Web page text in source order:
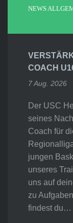
NEWS
COACH
7 Aug. 2026
Der USC
seines
Coach für
jungen
unseres
uns auf
zu
findest du…